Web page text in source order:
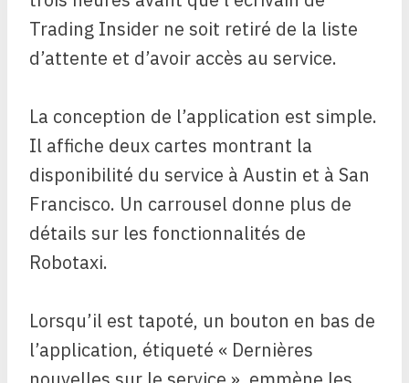
Trading Insider ne soit retiré de la liste
d’attente et d’avoir accès au service.
La conception de l’application est simple.
Il affiche deux cartes montrant la
disponibilité du service à Austin et à San
Francisco. Un carrousel donne plus de
détails sur les fonctionnalités de
Robotaxi.
Lorsqu’il est tapoté, un bouton en bas de
l’application, étiqueté « Dernières